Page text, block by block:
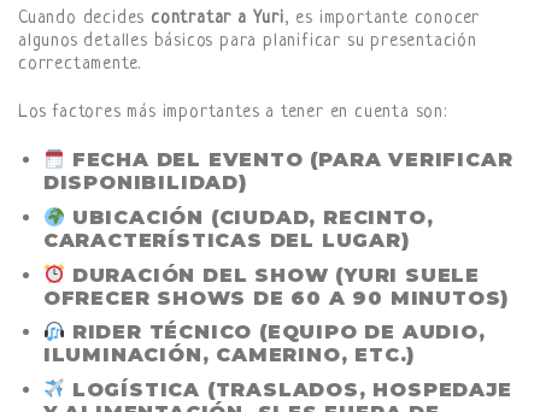
Cuando decides contratar a Yuri, es importante conocer
algunos detalles básicos para planificar su presentación
correctamente.
Los factores más importantes a tener en cuenta son:
FECHA DEL EVENTO (PARA VERIFICAR
DISPONIBILIDAD)
UBICACIÓN (CIUDAD, RECINTO,
CARACTERÍSTICAS DEL LUGAR)
DURACIÓN DEL SHOW (YURI SUELE
OFRECER SHOWS DE 60 A 90 MINUTOS)
RIDER TÉCNICO (EQUIPO DE AUDIO,
ILUMINACIÓN, CAMERINO, ETC.)
LOGÍSTICA (TRASLADOS, HOSPEDAJE